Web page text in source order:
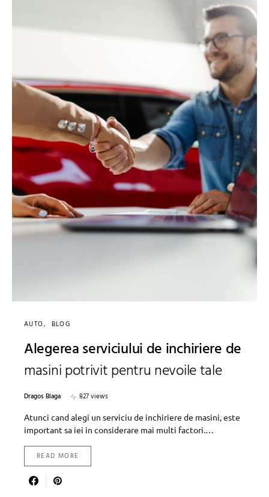
AUTO BLOG
Alegerea serviciului de inchiriere de
masini potrivit pentru nevoile tale
Dragos Blaga
827 views
Atunci cand alegi un serviciu de inchiriere de masini, este
important sa iei in considerare mai multi factori.…
READ MORE